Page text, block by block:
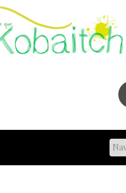
Skip
content